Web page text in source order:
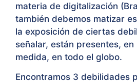
materia de digitalización
también debemos matizar
la exposición de ciertas
señalar, están presentes,
medida, en todo el globo.
Encontramos 3 debilidades